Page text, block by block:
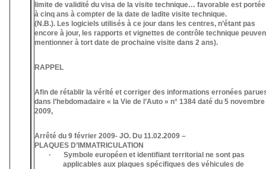
limite de validité du visa de la visite technique… favorable est portée
à cinq ans à compter de la date de ladite visite technique.
(N.B.). Les logiciels utilisés à ce jour dans les centres, n’étant pas
encore à jour, les rapports et vignettes de contrôle technique
mentionner à tort date de prochaine visite dans 2 ans).
RAPPEL
Afin de rétablir la vérité et corriger des informations erronées
dans l’hebdomadaire « la Vie de l’Auto » n° 1384 daté du 5 novembre
2009,
Arrêté du 9 février 2009- JO. Du 11.02.2009 –
PLAQUES D’IMMATRICULATION
· Symbole européen et identifiant territorial ne sont pas
applicables aux plaques spécifiques des véhicules de